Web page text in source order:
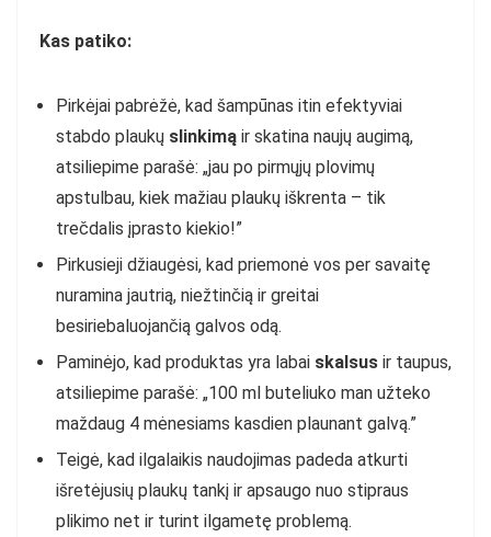
Kas patiko:
Pirkėjai pabrėžė, kad šampūnas itin efektyviai
stabdo plaukų slinkimą ir skatina naujų augimą,
atsiliepime parašė: „jau po pirmųjų plovimų
apstulbau, kiek mažiau plaukų iškrenta – tik
trečdalis įprasto kiekio!”
Pirkusieji džiaugėsi, kad priemonė vos per savaitę
nuramina jautrią, niežtinčią ir greitai
besiriebaluojančią galvos odą.
Paminėjo, kad produktas yra labai skalsus ir taupus,
atsiliepime parašė: „100 ml buteliuko man užteko
maždaug 4 mėnesiams kasdien plaunant galvą.”
Teigė, kad ilgalaikis naudojimas padeda atkurti
išretėjusių plaukų tankį ir apsaugo nuo stipraus
plikimo net ir turint ilgametę problemą.